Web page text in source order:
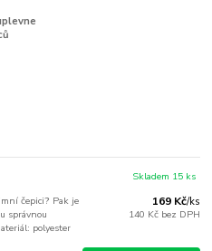
čepici? Pak je
správnou
polyester
169 Kč/ks
140 Kč bez DPH
Skladem 15 ks